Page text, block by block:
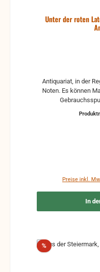
Unter der roten
Noten. Es können
Preise inkl.
In
%Rabatt